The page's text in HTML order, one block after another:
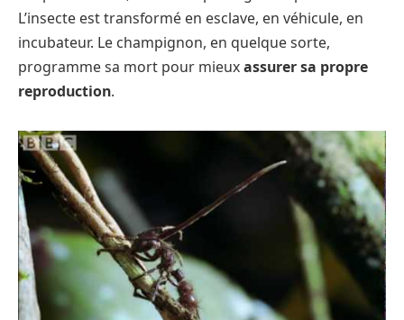
L’insecte est transformé en esclave, en véhicule, en
incubateur. Le champignon, en quelque sorte,
programme sa mort pour mieuxassurer sa propre
reproduction.